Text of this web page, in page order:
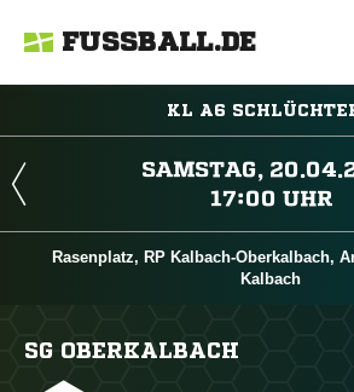
FUSSBALL.DE
KL A6

 
Rasenplatz, RP Kalbach-Oberkalbach,
Kalbach
SG OBERKALBACH